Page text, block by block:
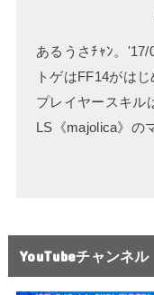
あるうさﾁｬﾝ。
トゲはFF14がは
プレイヤースキル
LS《majolica》の
YouTubeチャンネル